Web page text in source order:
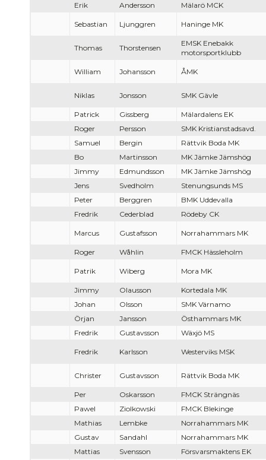
Erik
Andersson Mälarö MCK
Sebastian Ljunggren Haninge MK
Thomas Thorstensen
EMSK Enebakk
motorsportklubb
William Johansson ÅMK
Niklas Jonsson SMK Gävle
Patrick Gissberg
Mälardalens EK
Roger
Persson
SMK Kristianstadsavd.
Samuel
Bergin
Rättvik Boda MK
Bo
Martinsson
MK Jämke Jämshög
Jimmy
Edmundsson
MK Jämke Jämshög
Jens
Svedholm
Stenungsunds MS
Peter
Berggren
BMK Uddevalla
Fredrik
Cederblad Rödeby CK
Marcus Gustafsson Norrahammars MK
Roger Wåhlin FMCK Hässleholm
Patrik Wiberg Mora MK
Jimmy Olausson
Kortedala MK
Johan
Olsson
SMK Värnamo
Örjan
Jansson
Östhammars MK
Fredrik
Gustavsson Wäxjö MS
Fredrik Karlsson Westerviks MSK
Christer Gustavsson Rättvik Boda MK
Per Oskarsson
FMCK Strängnäs
Pawel
Ziolkowski
FMCK Blekinge
Mathias
Lembke
Norrahammars MK
Gustav
Sandahl
Norrahammars MK
Mattias
Svensson
Försvarsmaktens EK